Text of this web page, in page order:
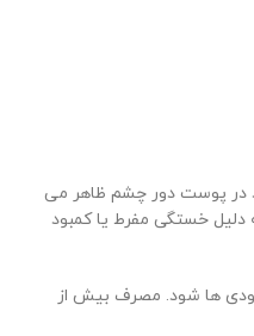
در پوست دور چشم ظاهر می
خستگی مفرط یا کمبود
ها شود. مصرف بیش از